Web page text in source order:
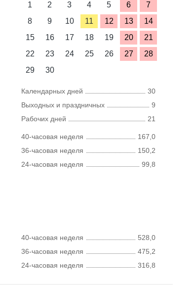
1
2 3 4 5 6
7
8
9 10 11 12 13
14
15
16 17 18 19 20
21
22
23 24 25 26 27
28
29
30
Календарных дней
30
Выходных и праздничных
9
Рабочих дней
21
40-часовая неделя
167,0
36-часовая неделя
150,2
24-часовая неделя
99,8
40-часовая неделя
528,0
36-часовая неделя
475,2
24-часовая неделя
316,8